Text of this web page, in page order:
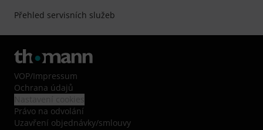
Přehled servisních služeb
VOP/Impressum
Ochrana údajů
Právo na odvolání
Uzavření objednávky/smlouvy